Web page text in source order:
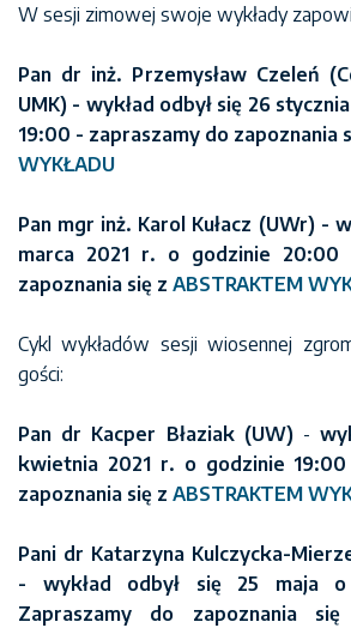
W sesji zimowej swoje wykłady
Pan dr inż. Przemysław Czeleń
UMK) - wykład odbył się 26
19:00 - zapraszamy do zapoznania
WYKŁADU
Pan mgr inż. Karol Kułacz (UWr) -
marca 2021 r. o godzinie 20:00
zapoznania się z ABSTRAKTEM
Cykl wykładów sesji wiosennej
gości:
Pan dr Kacper Błaziak (UW)-
kwietnia 2021 r. o godzinie
zapoznania się z ABSTRAKTEM
Pani dr Katarzyna Kulczycka-
- wykład odbył się 25 maja
Zapraszamy do zapoznania